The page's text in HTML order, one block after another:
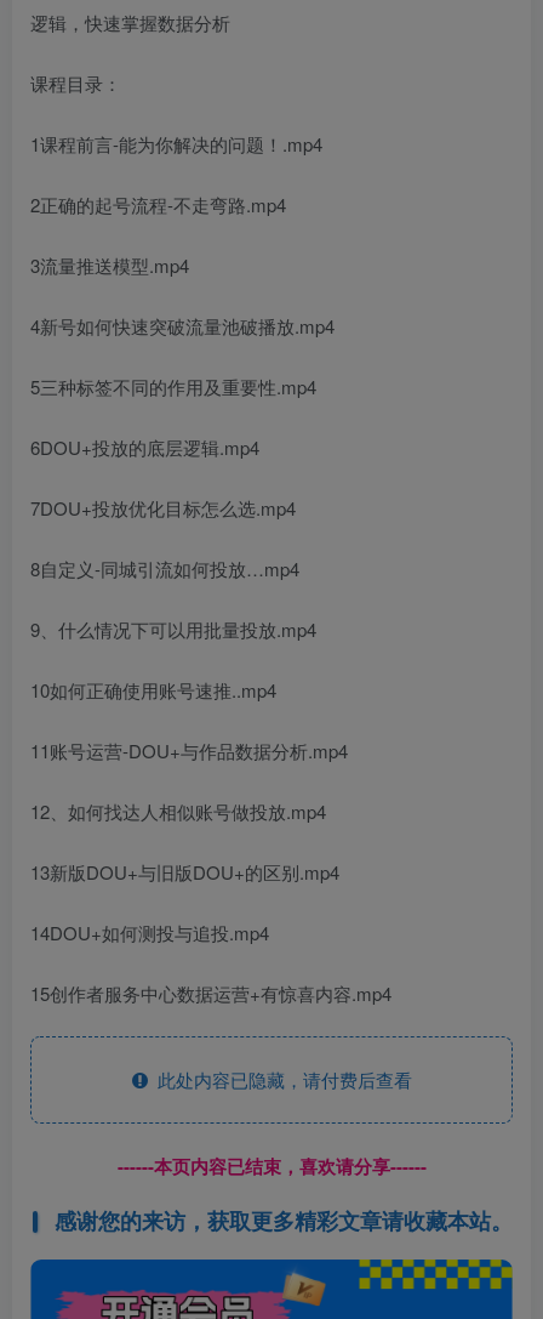
逻辑，快速掌握数据分析
课程目录：
1课程前言-能为你解决的问题！.mp4
2正确的起号流程-不走弯路.mp4
3流量推送模型.mp4
4新号如何快速突破流量池破播放.mp4
5三种标签不同的作用及重要性.mp4
6DOU+投放的底层逻辑.mp4
7DOU+投放优化目标怎么选.mp4
8自定义-同城引流如何投放…mp4
9、什么情况下可以用批量投放.mp4
10如何正确使用账号速推..mp4
11账号运营-DOU+与作品数据分析.mp4
12、如何找达人相似账号做投放.mp4
13新版DOU+与旧版DOU+的区别.mp4
14DOU+如何测投与追投.mp4
15创作者服务中心数据运营+有惊喜内容.mp4
此处内容已隐藏，请付费后查看
------本页内容已结束，喜欢请分享------
感谢您的来访，获取更多精彩文章请收藏本站。